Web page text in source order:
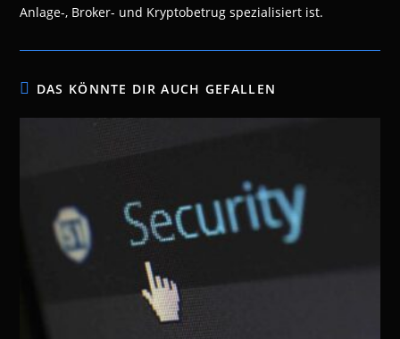
Anlage-, Broker- und Kryptobetrug spezialisiert ist.
DAS KÖNNTE DIR AUCH GEFALLEN